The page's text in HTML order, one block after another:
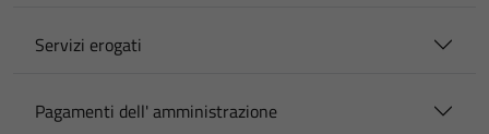
Servizi erogati
Pagamenti dell' amministrazione